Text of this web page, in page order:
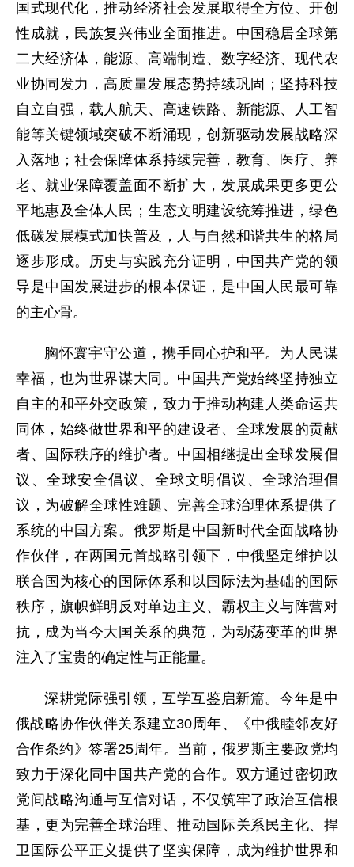
国式现代化，推动经济社会发展取得全方位、开创
性成就，民族复兴伟业全面推进。中国稳居全球第
二大经济体，能源、高端制造、数字经济、现代农
业协同发力，高质量发展态势持续巩固；坚持科技
自立自强，载人航天、高速铁路、新能源、人工智
能等关键领域突破不断涌现，创新驱动发展战略深
入落地；社会保障体系持续完善，教育、医疗、养
老、就业保障覆盖面不断扩大，发展成果更多更公
平地惠及全体人民；生态文明建设统筹推进，绿色
低碳发展模式加快普及，人与自然和谐共生的格局
逐步形成。历史与实践充分证明，中国共产党的领
导是中国发展进步的根本保证，是中国人民最可靠
的主心骨。
胸怀寰宇守公道，携手同心护和平。为人民谋
幸福，也为世界谋大同。中国共产党始终坚持独立
自主的和平外交政策，致力于推动构建人类命运共
同体，始终做世界和平的建设者、全球发展的贡献
者、国际秩序的维护者。中国相继提出全球发展倡
议、全球安全倡议、全球文明倡议、全球治理倡
议，为破解全球性难题、完善全球治理体系提供了
系统的中国方案。俄罗斯是中国新时代全面战略协
作伙伴，在两国元首战略引领下，中俄坚定维护以
联合国为核心的国际体系和以国际法为基础的国际
秩序，旗帜鲜明反对单边主义、霸权主义与阵营对
抗，成为当今大国关系的典范，为动荡变革的世界
注入了宝贵的确定性与正能量。
深耕党际强引领，互学互鉴启新篇。今年是中
俄战略协作伙伴关系建立30周年、《中俄睦邻友好
合作条约》签署25周年。当前，俄罗斯主要政党均
致力于深化同中国共产党的合作。双方通过密切政
党间战略沟通与互信对话，不仅筑牢了政治互信根
基，更为完善全球治理、推动国际关系民主化、捍
卫国际公平正义提供了坚实保障，成为维护世界和